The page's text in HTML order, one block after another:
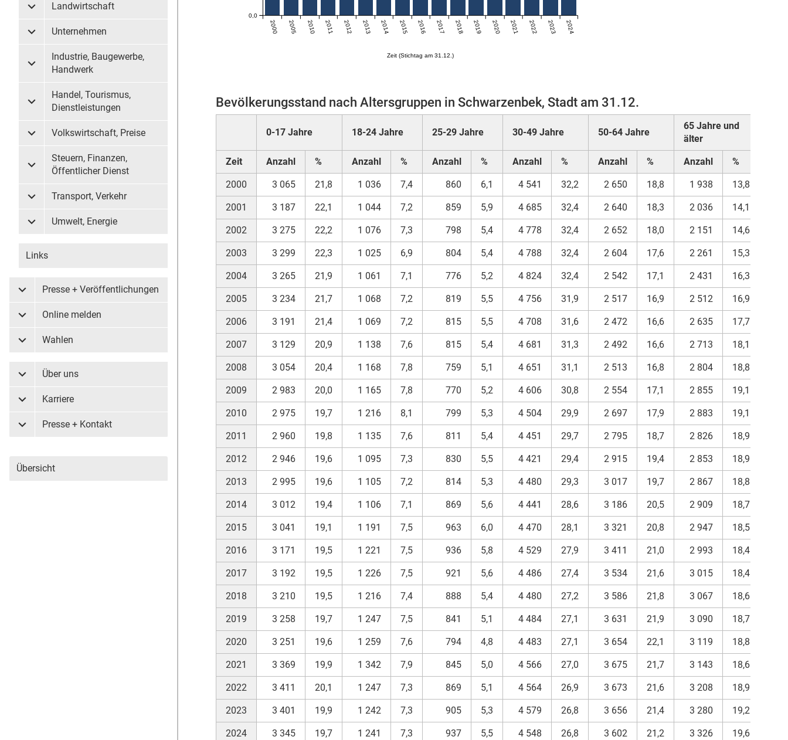
Untermenü Landwirtschaft
Landwirtschaft
Untermenü Unternehmen
Unternehmen
Untermenü Industrie, Baugewerbe, Handwerk
Industrie, Baugewerbe,
Handwerk
Untermenü Handel, Tourismus, Dienstleistungen
Handel, Tourismus,
Dienstleistungen
Untermenü Volkswirtschaft, Preise
Volkswirtschaft, Preise
Untermenü Steuern, Finanzen, Öffentlicher Dienst
Steuern, Finanzen,
Öffentlicher Dienst
Untermenü Transport, Verkehr
Transport, Verkehr
Untermenü Umwelt, Energie
Umwelt, Energie
Links
Untermenü Presse + Veröffentlichungen
Presse + Veröffentlichungen
Untermenü Online melden
Online melden
Untermenü Wahlen
Wahlen
Untermenü Über uns
Über uns
Untermenü Karriere
Karriere
Untermenü Presse + Kontakt
Presse + Kontakt
Übersicht
Zeit (Stichtag am 31.12.)
2000 2005 2010 2011 2012 2013 2014 2015 2016 2017 2018 2019 2020 2021 2022 2023 2024
0,0
Bevölkerungsstand nach Altersgruppen in Schwarzenbek, Stadt am 31.12.
0-17 Jahre 18-24 Jahre 25-29 Jahre 30-49 Jahre 50-64 Jahre
65 Jahre und
älter
Zeit Anzahl % Anzahl % Anzahl % Anzahl % Anzahl % Anzahl %
2000 3 065 21,8 1 036 7,4 860 6,1 4 541 32,2 2 650 18,8 1 938 13,8
2001 3 187 22,1 1 044 7,2 859 5,9 4 685 32,4 2 640 18,3 2 036 14,1
2002 3 275 22,2 1 076 7,3 798 5,4 4 778 32,4 2 652 18,0 2 151 14,6
2003 3 299 22,3 1 025 6,9 804 5,4 4 788 32,4 2 604 17,6 2 261 15,3
2004 3 265 21,9 1 061 7,1 776 5,2 4 824 32,4 2 542 17,1 2 431 16,3
2005 3 234 21,7 1 068 7,2 819 5,5 4 756 31,9 2 517 16,9 2 512 16,9
2006 3 191 21,4 1 069 7,2 815 5,5 4 708 31,6 2 472 16,6 2 635 17,7
2007 3 129 20,9 1 138 7,6 815 5,4 4 681 31,3 2 492 16,6 2 713 18,1
2008 3 054 20,4 1 168 7,8 759 5,1 4 651 31,1 2 513 16,8 2 804 18,8
2009 2 983 20,0 1 165 7,8 770 5,2 4 606 30,8 2 554 17,1 2 855 19,1
2010 2 975 19,7 1 216 8,1 799 5,3 4 504 29,9 2 697 17,9 2 883 19,1
2011 2 960 19,8 1 135 7,6 811 5,4 4 451 29,7 2 795 18,7 2 826 18,9
2012 2 946 19,6 1 095 7,3 830 5,5 4 421 29,4 2 915 19,4 2 853 18,9
2013 2 995 19,6 1 105 7,2 814 5,3 4 480 29,3 3 017 19,7 2 867 18,8
2014 3 012 19,4 1 106 7,1 869 5,6 4 441 28,6 3 186 20,5 2 909 18,7
2015 3 041 19,1 1 191 7,5 963 6,0 4 470 28,1 3 321 20,8 2 947 18,5
2016 3 171 19,5 1 221 7,5 936 5,8 4 529 27,9 3 411 21,0 2 993 18,4
2017 3 192 19,5 1 226 7,5 921 5,6 4 486 27,4 3 534 21,6 3 015 18,4
2018 3 210 19,5 1 216 7,4 888 5,4 4 480 27,2 3 586 21,8 3 067 18,6
2019 3 258 19,7 1 247 7,5 841 5,1 4 484 27,1 3 631 21,9 3 090 18,7
2020 3 251 19,6 1 259 7,6 794 4,8 4 483 27,1 3 654 22,1 3 119 18,8
2021 3 369 19,9 1 342 7,9 845 5,0 4 566 27,0 3 675 21,7 3 143 18,6
2022 3 411 20,1 1 247 7,3 869 5,1 4 564 26,9 3 673 21,6 3 208 18,9
2023 3 401 19,9 1 242 7,3 905 5,3 4 579 26,8 3 656 21,4 3 280 19,2
2024 3 345 19,7 1 241 7,3 937 5,5 4 548 26,8 3 602 21,2 3 326 19,6